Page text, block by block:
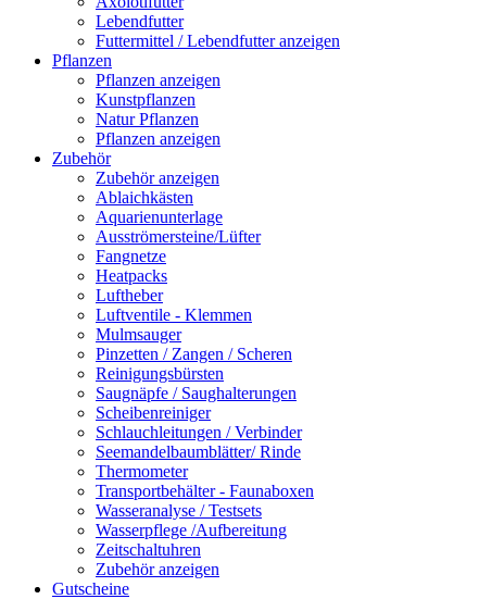
Lebendfutter
Futtermittel / Lebendfutter anzeigen
Pflanzen
Pflanzen anzeigen
Kunstpflanzen
Natur Pflanzen
Pflanzen anzeigen
Zubehör
Zubehör anzeigen
Ablaichkästen
Aquarienunterlage
Ausströmersteine/Lüfter
Fangnetze
Heatpacks
Luftheber
Luftventile - Klemmen
Mulmsauger
Pinzetten / Zangen / Scheren
Reinigungsbürsten
Saugnäpfe / Saughalterungen
Scheibenreiniger
Schlauchleitungen / Verbinder
Seemandelbaumblätter/ Rinde
Thermometer
Transportbehälter - Faunaboxen
Wasseranalyse / Testsets
Wasserpflege /Aufbereitung
Zeitschaltuhren
Zubehör anzeigen
Gutscheine